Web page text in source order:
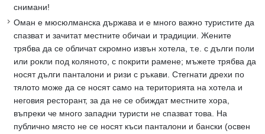
снимани!
Оман е мюсюлманска държава и е много важно туристите да
спазват и зачитат местните обичаи и традиции. Жените
трябва да се обличат скромно извън хотела, т.е. с дълги поли
или рокли под коляното, с покрити рамене; мъжете трябва да
носят дълги панталони и ризи с ръкави. Стегнати дрехи по
тялото може да се носят само на територията на хотела и
неговия ресторант, за да не се обиждат местните хора,
въпреки че много западни туристи не спазват това. На
публично място не се носят къси панталони и бански (освен